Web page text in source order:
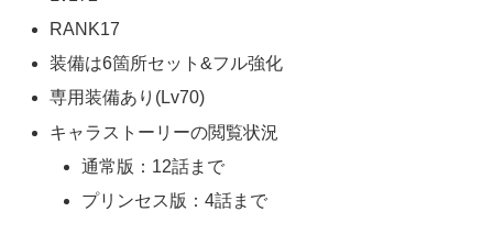
RANK17
装備は6箇所セット&フル強化
専用装備あり(Lv70)
キャラストーリーの閲覧状況
通常版：12話まで
プリンセス版：4話まで